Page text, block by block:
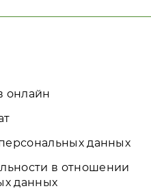
онлайн
данных
в отношении
данных